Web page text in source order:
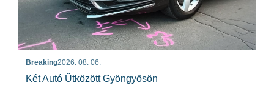
Breaking2026. 08. 06.
Két Autó Ütközött Gyöngyösön